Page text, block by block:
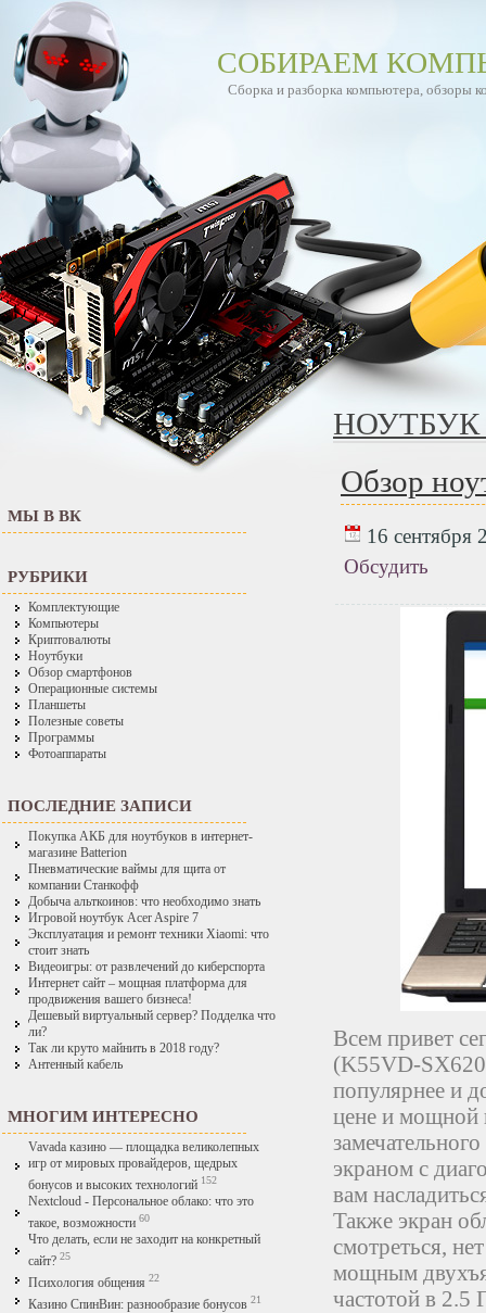
СОБИРАЕМ
Сборка и разборка компьютера, обзоры
МЫ В ВК
РУБРИКИ
Комплектующие
Компьютеры
Криптовалюты
Ноутбуки
Обзор смартфонов
Операционные системы
Планшеты
Полезные советы
Программы
Фотоаппараты
ПОСЛЕДНИЕ ЗАПИСИ
Покупка АКБ для ноутбуков в интернет-
магазине Batterion
Пневматические ваймы для щита от
компании Станкофф
Добыча альткоинов: что необходимо знать
Игровой ноутбук Acer Aspire 7
Эксплуатация и ремонт техники Xiaomi: что
стоит знать
Видеоигры: от развлечений до киберспорта
Интернет сайт – мощная платформа для
продвижения вашего бизнеса!
Дешевый виртуальный сервер? Подделка что
ли?
Так ли круто майнить в 2018 году?
Антенный кабель
МНОГИМ ИНТЕРЕСНО
Vavada казино — площадка великолепных
игр от мировых провайдеров, щедрых
бонусов и высоких технологий 152
Nextcloud - Персональное облако: что это
такое, возможности 60
Что делать, если не заходит на конкретный
сайт? 25
Психология общения 22
Казино СпинВин: разнообразие бонусов 21
НОУТБУК
Обзор
16 сентября
Обсудить
Всем привет
(K55VD-
популярнее и
цене и мощной
экраном с
вам
Также экран
смотреться,
мощным
частотой в 2.5